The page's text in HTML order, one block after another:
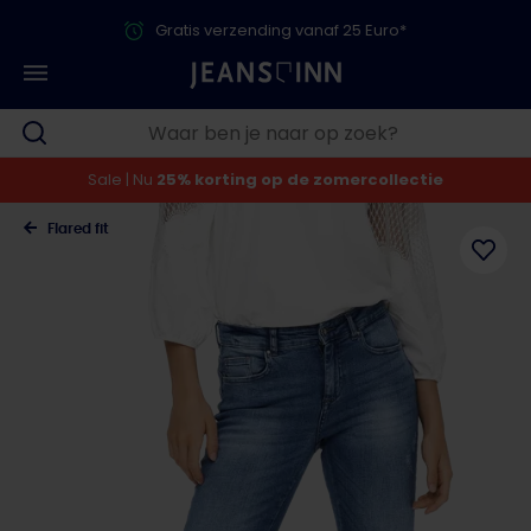
Gratis verzending vanaf 25 Euro*
Sale | Nu 25% korting op de zomercollectie
Flared fit